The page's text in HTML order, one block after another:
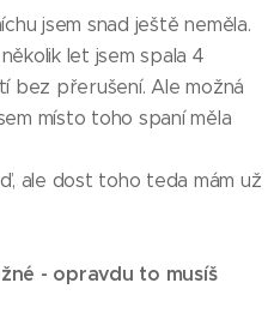
jsem snad ještě neměla.
let jsem spala 4
bez přerušení. Ale možná
místo toho spaní měla
ale dost toho teda mám už
- opravdu to musíš